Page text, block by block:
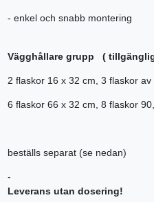
- enkel och snabb montering
Vägghållare grupp (
2 flaskor 16 x 32 cm, 3 flaskor
6 flaskor 66 x 32 cm, 8 flaskor
beställs separat (se nedan)
-
Leverans utan dosering!